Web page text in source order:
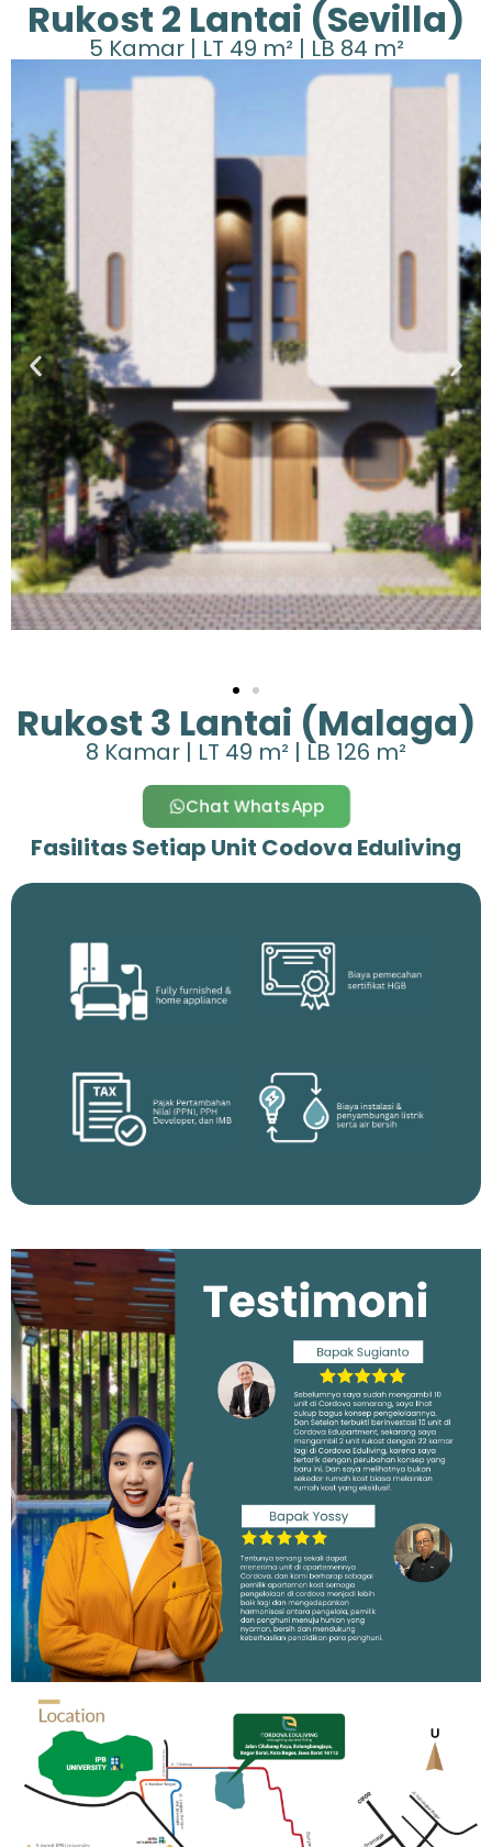
Rukost 2 Lantai (Sevilla)
5 Kamar | LT 49 m² | LB 84 m²
Rukost 3 Lantai (Malaga)
8 Kamar | LT 49 m² | LB 126 m²
Chat WhatsApp
Fasilitas Setiap Unit Codova Eduliving